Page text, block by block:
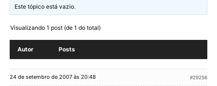
Este tópico está vazio.
Visualizando 1 post (de 1 do total)
Autor Posts
24 de setembro de 2007 às 20:48 #29256